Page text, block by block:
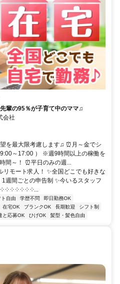
輩の95％が子育て中のママ♫
会社
を最大限考慮します♫ ⏰月～金でシ
～17:00 ） ※週9時間以上の稼働を
間～！ ⏰平日のみの週...
リモート求人！ ✨全国どこでも好きな
週間ごとの申告制 ✨今いるスタッフ
༶ ༶ ༶ ༶ ༶ ༶...
ト自由 学歴不問
即日勤務OK
在宅OK ブランクOK 長期歓迎
シフト制
と応募OK ひげOK 髪型・髪色自由